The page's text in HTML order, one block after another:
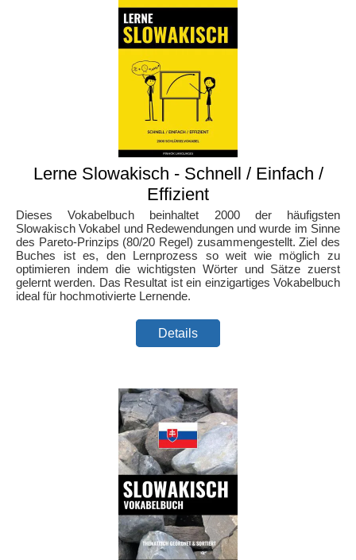
Lerne Slowakisch - Schnell / Einfach /
Effizient
Dieses Vokabelbuch beinhaltet 2000 der häufigsten
Slowakisch Vokabel und Redewendungen und wurde im Sinne
des Pareto-Prinzips (80/20 Regel) zusammengestellt. Ziel des
Buches ist es, den Lernprozess so weit wie möglich zu
optimieren indem die wichtigsten Wörter und Sätze zuerst
gelernt werden. Das Resultat ist ein einzigartiges Vokabelbuch
ideal für hochmotivierte Lernende.
Details